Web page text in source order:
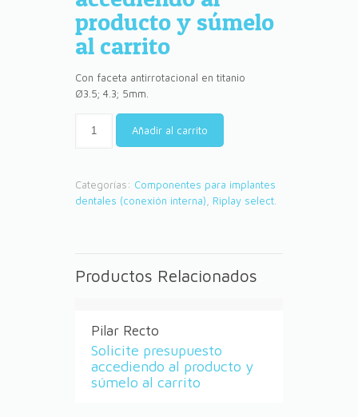
producto y súmelo
al carrito
Con faceta antirrotacional en titanio
Ø3.5; 4.3; 5mm.
Añadir al carrito
Categorías: Componentes para implantes
dentales (conexión interna)
Riplay select
Productos Relacionados
Pilar Recto
Solicite presupuesto
accediendo al producto y
súmelo al carrito